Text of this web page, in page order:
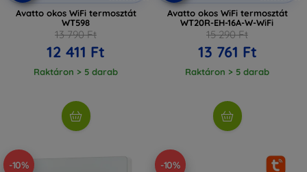
Avatto okos WiFi termosztát
WT598
13 790 Ft
12 411 Ft
Raktáron > 5 darab
Avatto okos WiFi termosztát
WT20R-EH-16A-W-WiFi
15 290 Ft
13 761 Ft
Raktáron > 5 darab
-10% -10%